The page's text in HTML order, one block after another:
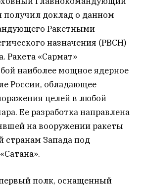
доклад о данном
Ракетными
назначения (РВСН)
Ракета «Сармат»
наиболее мощное ядерное
России, обладающее
целей в любой
Ее разработка направлена
на вооружении ракеты
странам Запада под
полк, оснащенный